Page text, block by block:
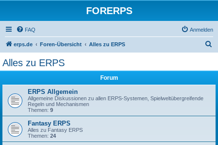
FORERPS
FAQ Anmelden
erps.de Foren-Übersicht Alles zu ERPS
Alles zu ERPS
Forum
ERPS Allgemein
Allgemeine Diskussionen zu allen ERPS-Systemen, Spielweltübergreifende
Regeln und Mechanismen
Themen: 9
Fantasy ERPS
Alles zu Fantasy ERPS
Themen: 24